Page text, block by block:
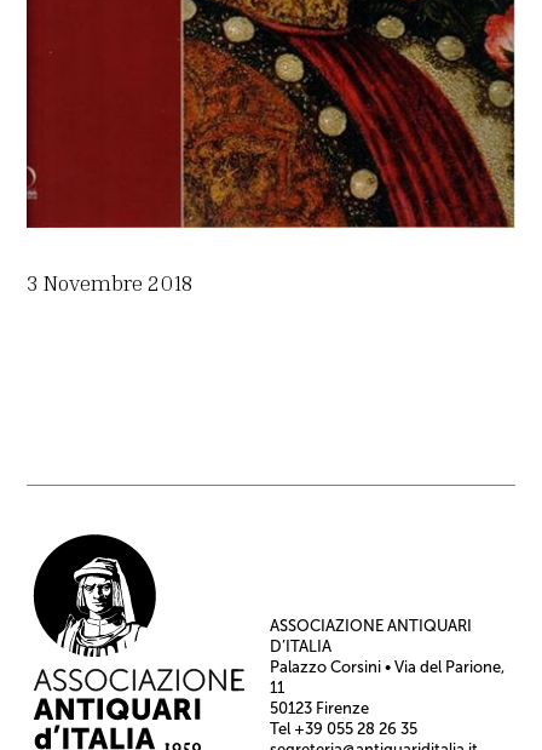
3 Novembre 2018
ASSOCIAZIONE ANTIQUARI
D’ITALIA
Palazzo Corsini • Via del Parione,
11
50123 Firenze
Tel +39 055 28 26 35